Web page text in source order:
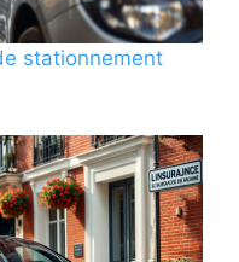
stationnement